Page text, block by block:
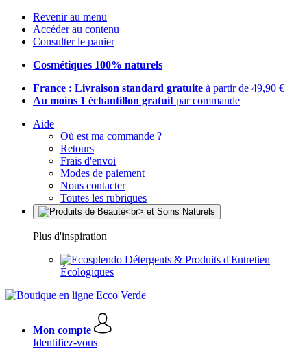
Revenir au menu
Accéder au contenu
Consulter le panier
Cosmétiques 100% naturels
France : Livraison standard gratuite à partir de 49,90 €
Au moins 1 échantillon gratuit par commande
Aide
Où est ma commande ?
Retours
Frais d'envoi
Modes de paiement
Nous contacter
Toutes les rubriques
Plus d'inspiration
Détergents & Produits d'Entretien
Écologiques
Mon compte
Identifiez-vous